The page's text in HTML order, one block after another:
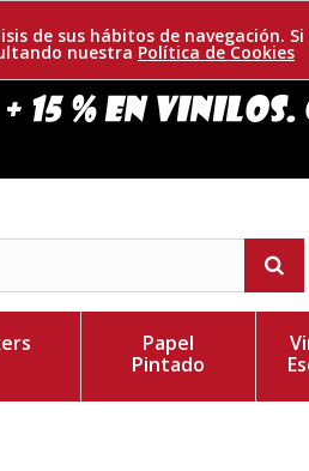
de sus hábitos de navegación.
nuestra Política de Cookies
Papel
Pintado